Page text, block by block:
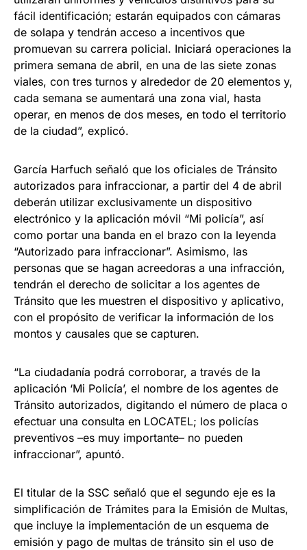
fácil identificación; estarán equipados con cámaras
de solapa y tendrán acceso a incentivos que
promuevan su carrera policial. Iniciará operaciones la
primera semana de abril, en una de las siete zonas
viales, con tres turnos y alrededor de 20 elementos y,
cada semana se aumentará una zona vial, hasta
operar, en menos de dos meses, en todo el territorio
de la ciudad”, explicó.
García Harfuch señaló que los oficiales de Tránsito
autorizados para infraccionar, a partir del 4 de abril
deberán utilizar exclusivamente un dispositivo
electrónico y la aplicación móvil “Mi policía”, así
como portar una banda en el brazo con la leyenda
“Autorizado para infraccionar”. Asimismo, las
personas que se hagan acreedoras a una infracción,
tendrán el derecho de solicitar a los agentes de
Tránsito que les muestren el dispositivo y aplicativo,
con el propósito de verificar la información de los
montos y causales que se capturen.
“La ciudadanía podrá corroborar, a través de la
aplicación ‘Mi Policía’, el nombre de los agentes de
Tránsito autorizados, digitando el número de placa o
efectuar una consulta en LOCATEL; los policías
preventivos –es muy importante– no pueden
infraccionar”, apuntó.
El titular de la SSC señaló que el segundo eje es la
simplificación de Trámites para la Emisión de Multas,
que incluye la implementación de un esquema de
emisión y pago de multas de tránsito sin el uso de